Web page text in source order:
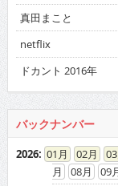
真田まこと
netflix
ドカント 2016年
バックナンバー
2026: 01 02 03
08
09